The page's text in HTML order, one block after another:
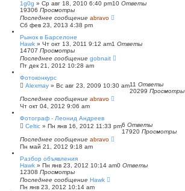
1g0g » Ср авг 18, 2010 6:40 pm10 Ответы
19306 Просмотры
Последнее сообщение abravo
Сб фев 23, 2013 4:38 pm
Рынок в Барселоне
Hawk » Чт окт 13, 2011 9:12 am1 Ответы
14707 Просмотры
Последнее сообщение gobnait
Пт дек 21, 2012 10:28 am
Фотоконкурс
Alexmay » Вс авг 23, 2009 10:30 am11 Ответы
20299 Просмотры
Последнее сообщение abravo
Чт окт 04, 2012 9:06 am
Фотограф - Леонид Андреев
Celtic » Пн янв 16, 2012 11:33 pm6 Ответы
17920 Просмотры
Последнее сообщение abravo
Пн май 21, 2012 9:18 am
Разбор объявления
Hawk » Пн янв 23, 2012 10:14 am0 Ответы
12308 Просмотры
Последнее сообщение Hawk
Пн янв 23, 2012 10:14 am